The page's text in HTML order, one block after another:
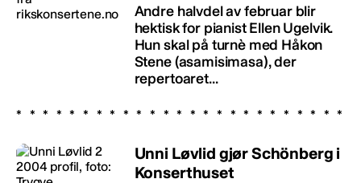
Andre halvdel av februar blir
hektisk for pianist Ellen Ugelvik.
Hun skal på turnè med Håkon
Stene (asamisimasa), der
repertoaret...
Unni Løvlid gjør Schönberg i
Konserthuset